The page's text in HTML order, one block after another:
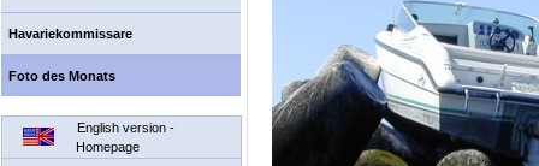
Havariekommissare
Foto des Monats
English version -
Homepage